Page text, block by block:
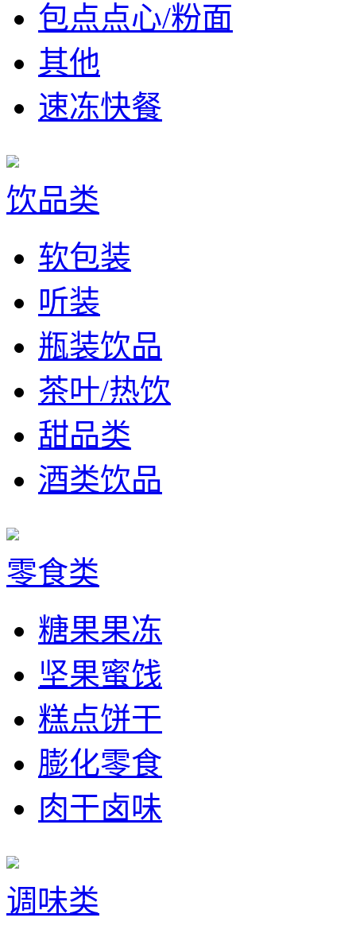
包点点心/粉面
其他
速冻快餐
饮品类
软包装
听装
瓶装饮品
茶叶/热饮
甜品类
酒类饮品
零食类
糖果果冻
坚果蜜饯
糕点饼干
膨化零食
肉干卤味
调味类